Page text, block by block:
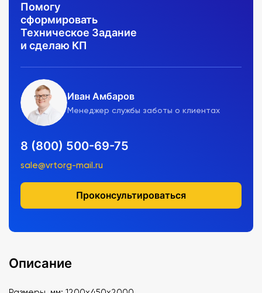
Помогу
сформировать
Техническое Задание
и сделаю КП
Иван Амбаров
Менеджер службы заботы о клиентах
8 (800) 500-69-75
sale@vrtorg-mail.ru
Проконсультироваться
Описание